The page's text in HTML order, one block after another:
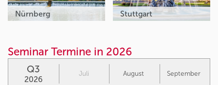
Nürnberg Stuttgart
Seminar Termine in 2026
Q3
2026
Juli August September